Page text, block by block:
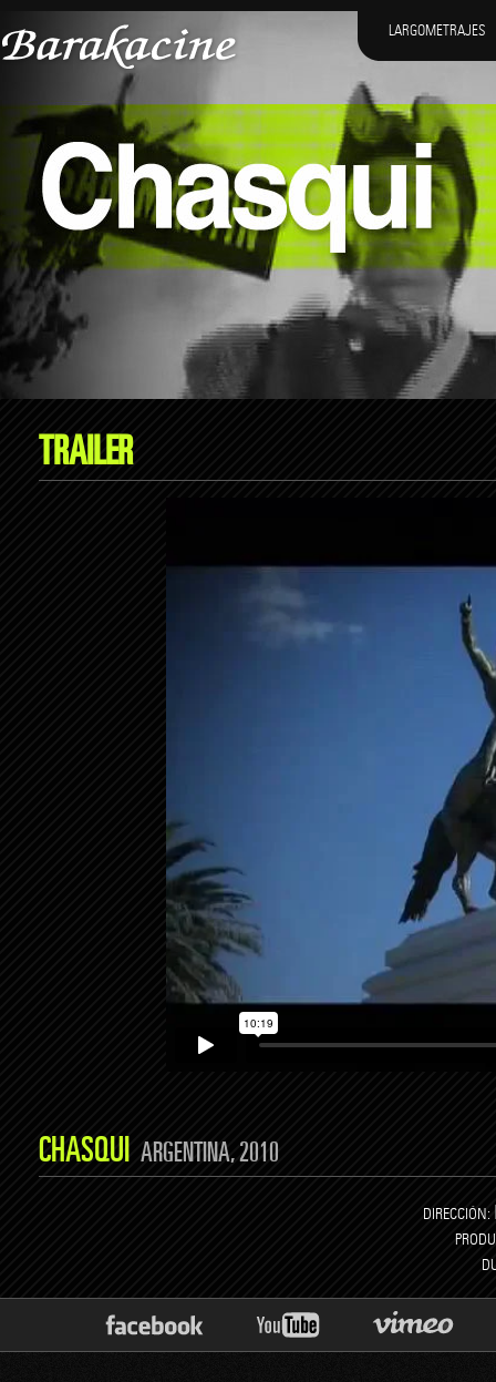
LARGOMETRAJES
TRAILER
CHASQUI ARGENTINA, 2010
DIRECCIÓN: